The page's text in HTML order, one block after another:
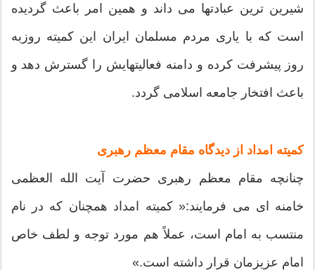
شیرین ترین عبادتها می داند و همین امر باعث گردیده
است كه با یاری مردم مسلمان ایران این كمیته روزبه
روز پیشرفت كرده و دامنه فعالیتهایش را گسترش دهد و
باعث افتخار جامعه اسلامی گردد.
کمیته امداد از دیدگاه مقام معظم رهبری
چنانچه مقام معظم رهبری حضرت آیت الله العظمی
خامنه ای می فرمایند:« كمیته امداد همچنان كه در نام
منتسب به امام است، عملاً هم مورد توجه و لطف خاص
امام عزیزمان قرار داشته است.»